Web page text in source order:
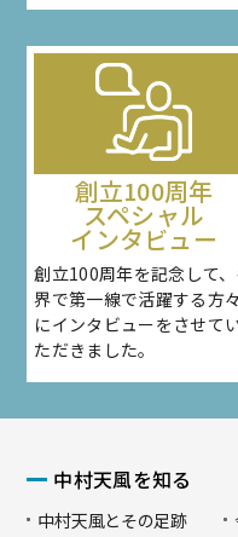
創立100周年
スペシャル
インタビュー
創立100周年を記念して
界で第一線で活躍する方々
にインタビューをさせて
ただきました。
中村天風を知る
中村天風とその足跡